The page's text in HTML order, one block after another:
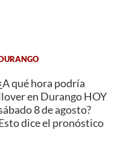
qué hora podría
en Durango HOY
8 de agosto?
dice el pronóstico